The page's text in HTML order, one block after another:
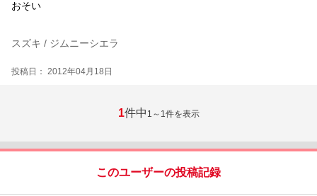
おそい
スズキ / ジムニーシエラ
投稿日： 2012年04月18日
1件中 1～1件を表示
このユーザーの投稿記録